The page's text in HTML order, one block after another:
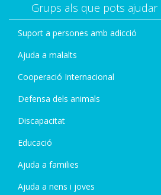
Grups als que pots ajudar
Suport a persones amb adicció
Ajuda a malalts
Cooperació Internacional
Defensa dels animals
Discapacitat
Educació
Ajuda a families
Ajuda a nens i joves